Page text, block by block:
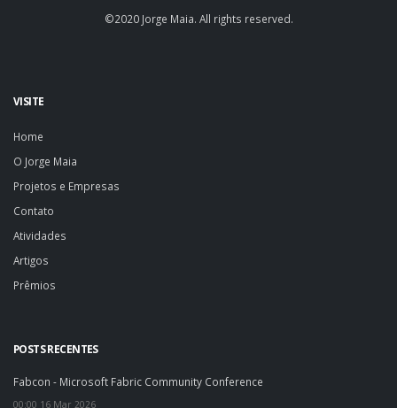
©2020 Jorge Maia. All rights reserved.
VISITE
Home
O Jorge Maia
Projetos e Empresas
Contato
Atividades
Artigos
Prêmios
POSTS RECENTES
Fabcon - Microsoft Fabric Community Conference
00:00 16 Mar 2026